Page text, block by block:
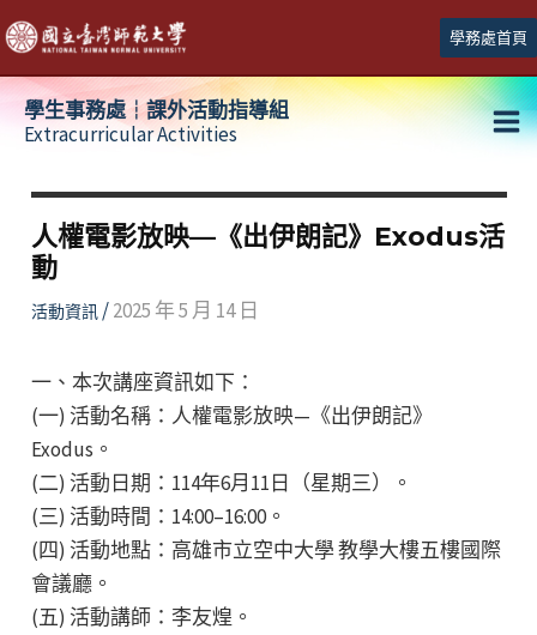
跳
至
主
學務處首頁
學生事務處┆課外活動指導組
Extracurricular Activities
人權電影放映—《出伊朗記》Exodus活
動
活動資訊/2025 年 5 月 14 日
一、本次講座資訊如下：
(一) 活動名稱：人權電影放映—《出伊朗記》
Exodus。
(二) 活動日期：114年6月11日（星期三）。
(三) 活動時間：14:00–16:00。
(四) 活動地點：高雄市立空中大學 教學大樓五樓國際
會議廳。
(五) 活動講師：李友煌。